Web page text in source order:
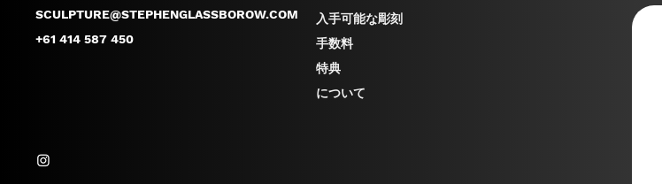
SCULPTURE@STEPHENGLASSBOROW.COM
+61 414 587 450
入手可能な彫刻
手数料
特典
について